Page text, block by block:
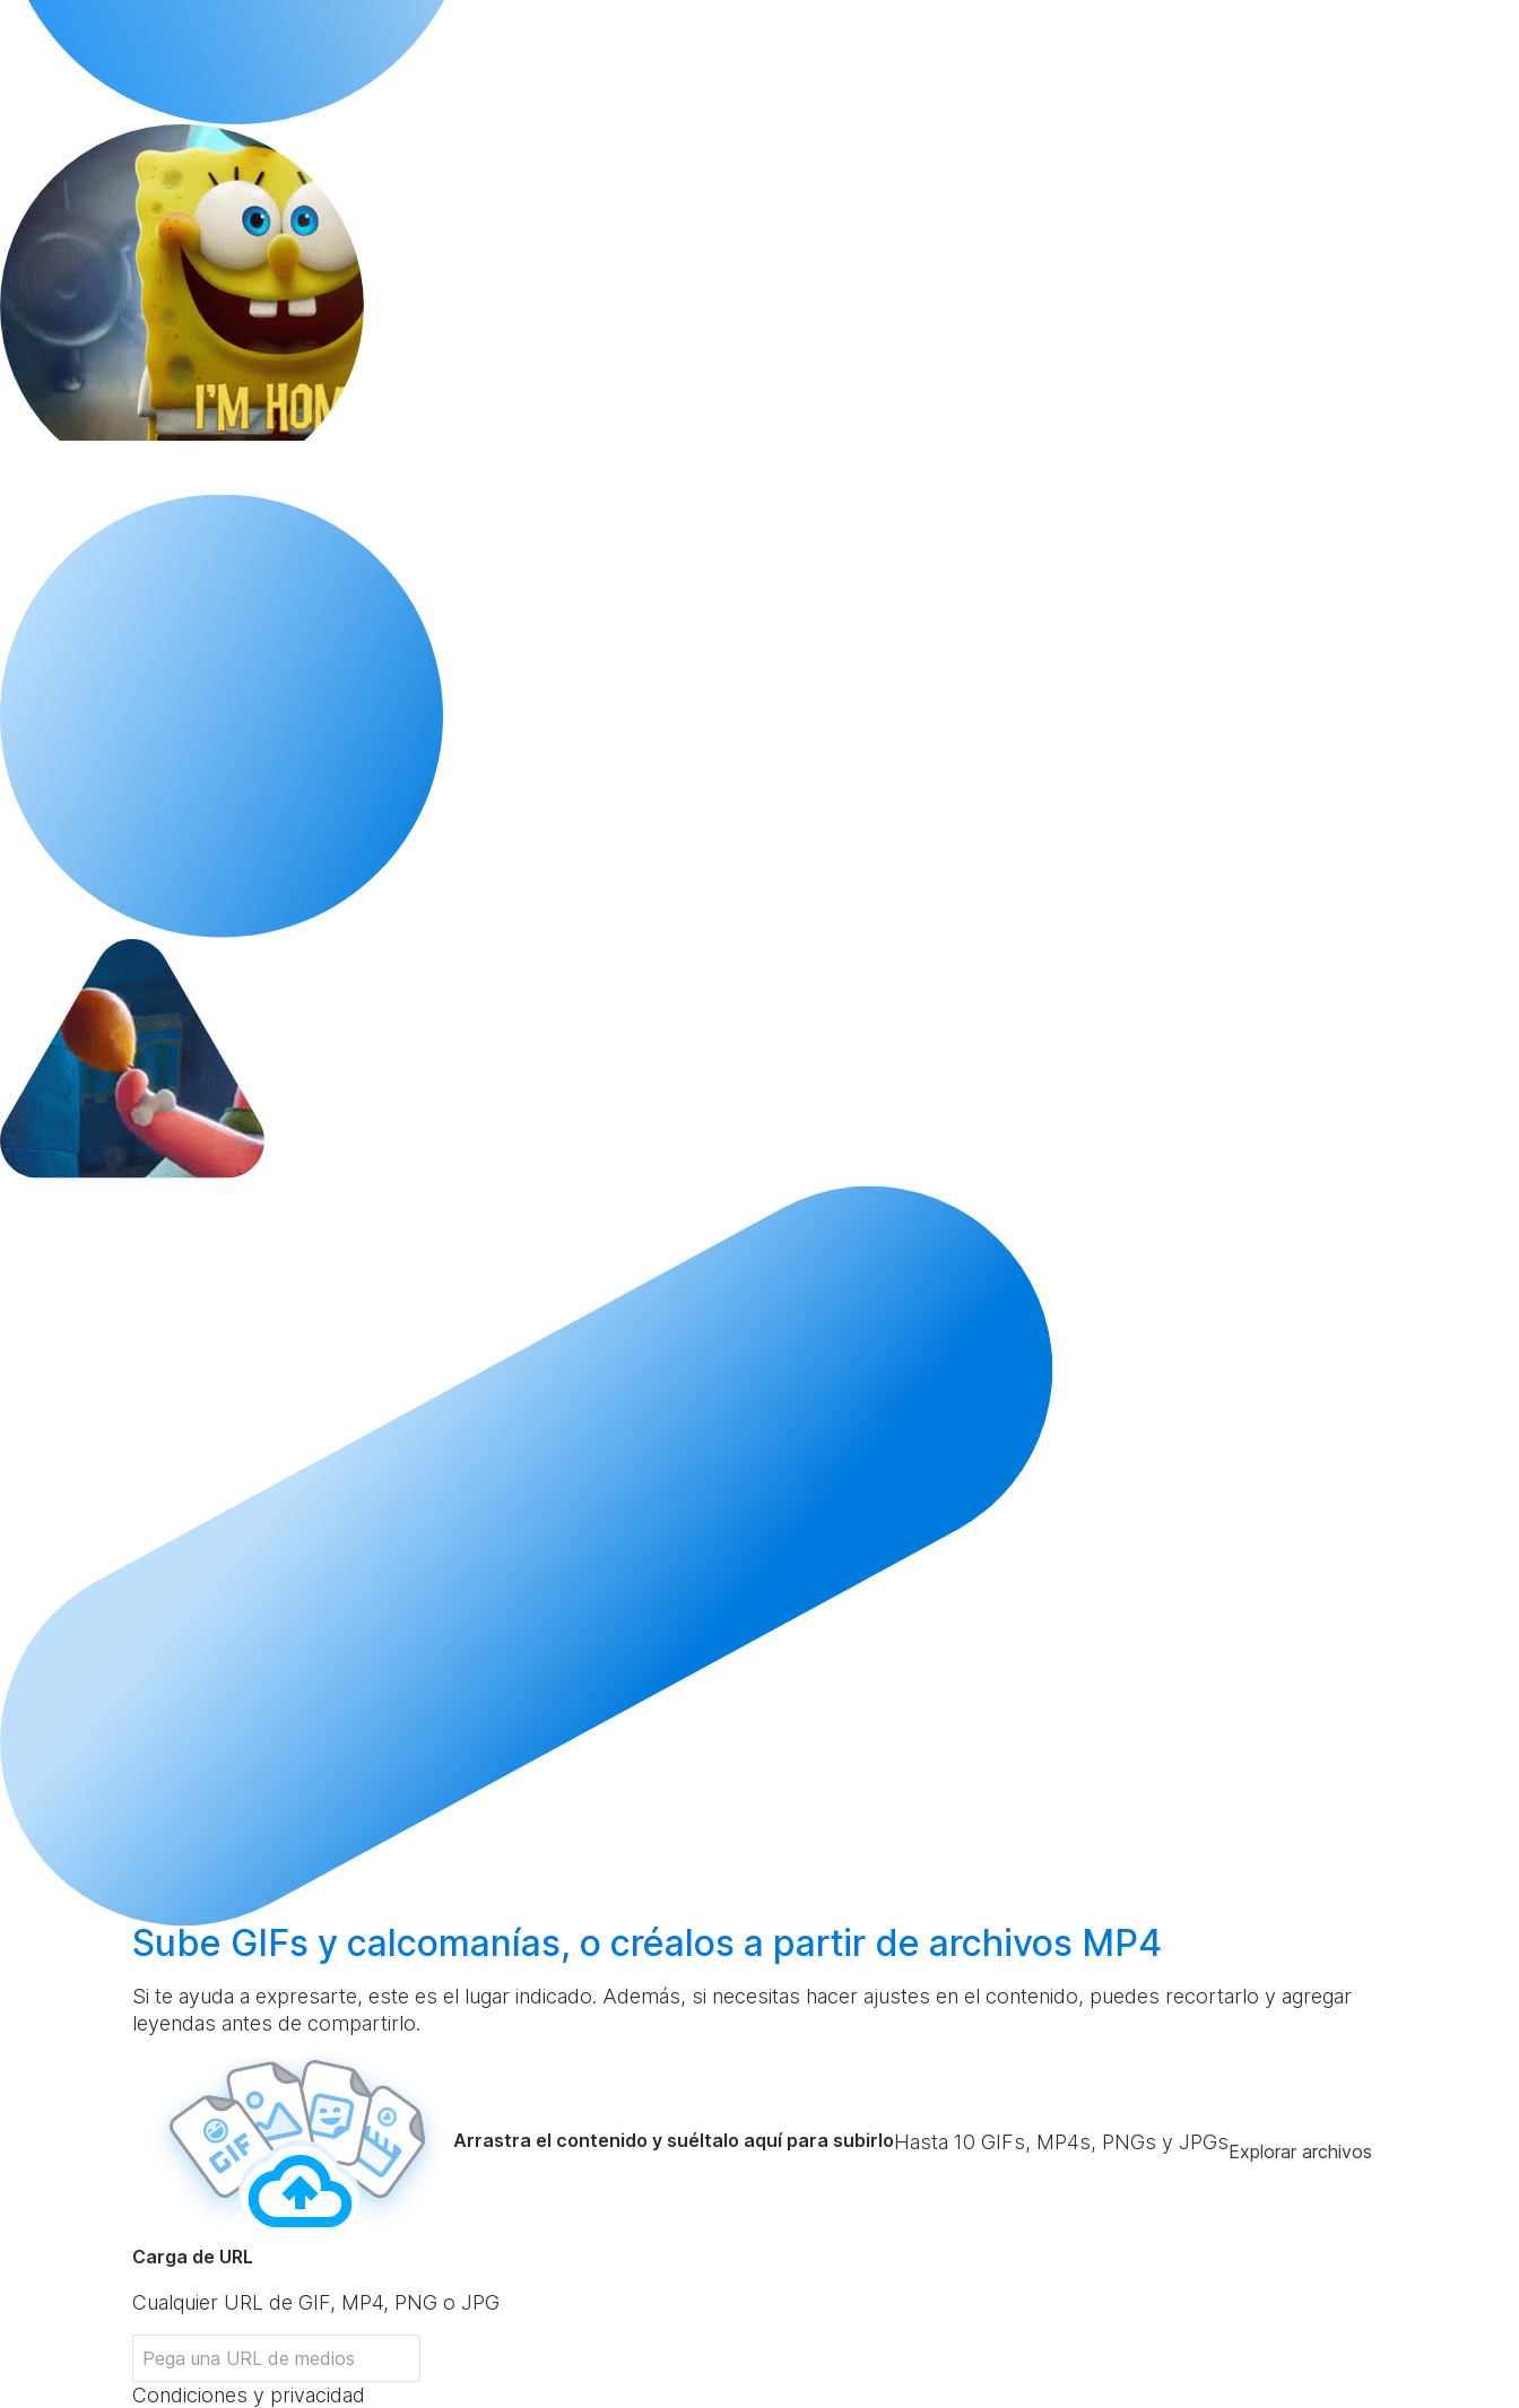
Sube GIFs y calcomanías, o créalos a partir de archivos MP4
Si te ayuda a expresarte, este es el lugar indicado. Además, si necesitas hacer ajustes en el contenido, puedes recortarlo y agregar
leyendas antes de compartirlo.
Arrastra el contenido y suéltalo aquí para subirloHasta 10 GIFs, MP4s, PNGs y JPGsExplorar archivos
Carga de URL
Cualquier URL de GIF, MP4, PNG o JPG
Condiciones y privacidad